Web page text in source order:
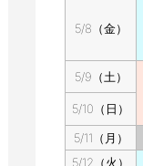
5/8（金）
5/9（土）
5/10（日）
5/11（月）
5/12（火）